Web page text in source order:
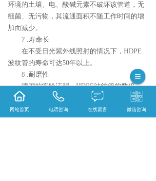
环境的土壤、电、酸碱元素不破坏该管道，无
细菌、无污物，其流通面积不随工作时间的增
加而减少。
7 .寿命长
在不受日光紫外线照射的情况下，HDPE
波纹管的寿命可达50年以上。
8 .耐磨性
德国的实验证明，HDPE波纹管的数倍。
9 .适当的挠度
一定长度的HDPE波纹管轴线可能略有弯
网站首页 电话咨询 在线留言 微信咨询